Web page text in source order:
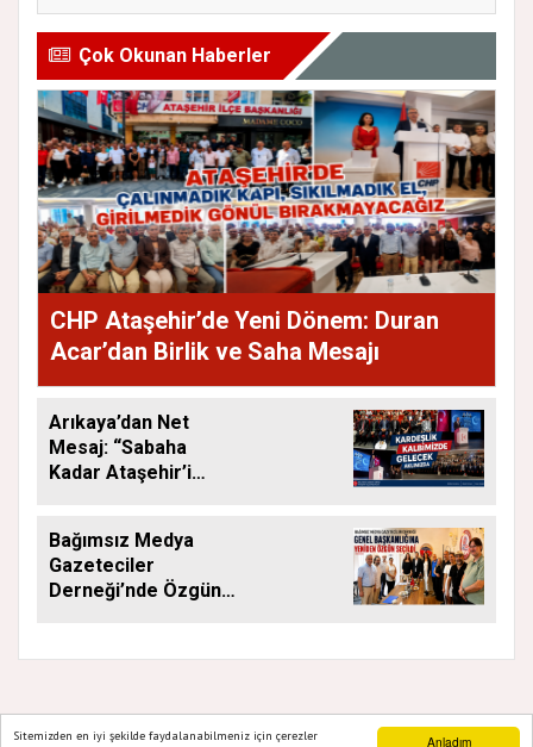
Anladım
Sitemizden en iyi şekilde faydalanabilmeniz için çerezler
Çok Okunan Haberler
CHP Ataşehir’de Yeni Dönem: Duran
Acar’dan Birlik ve Saha Mesajı
Arıkaya’dan Net
Mesaj: “Sabaha
Kadar Ataşehir’i
Bağımsız Medya
Gazeteciler
Derneği’nde Özgün